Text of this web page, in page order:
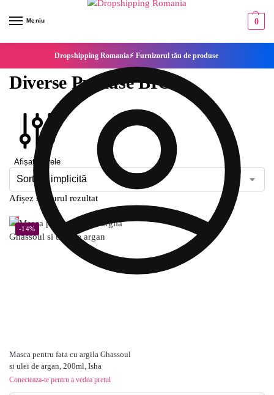
Meniu 0
Dropshipping Romania⚡ Furnizorul tău de produse
Diverse Produse BIO
Afișați filtrele
Afișez singurul rezultat
-14%
Masca pentru fata cu argila Ghassoul
si ulei de argan, 200ml, Isha
Conecteaza-te pentru a vedea pretul